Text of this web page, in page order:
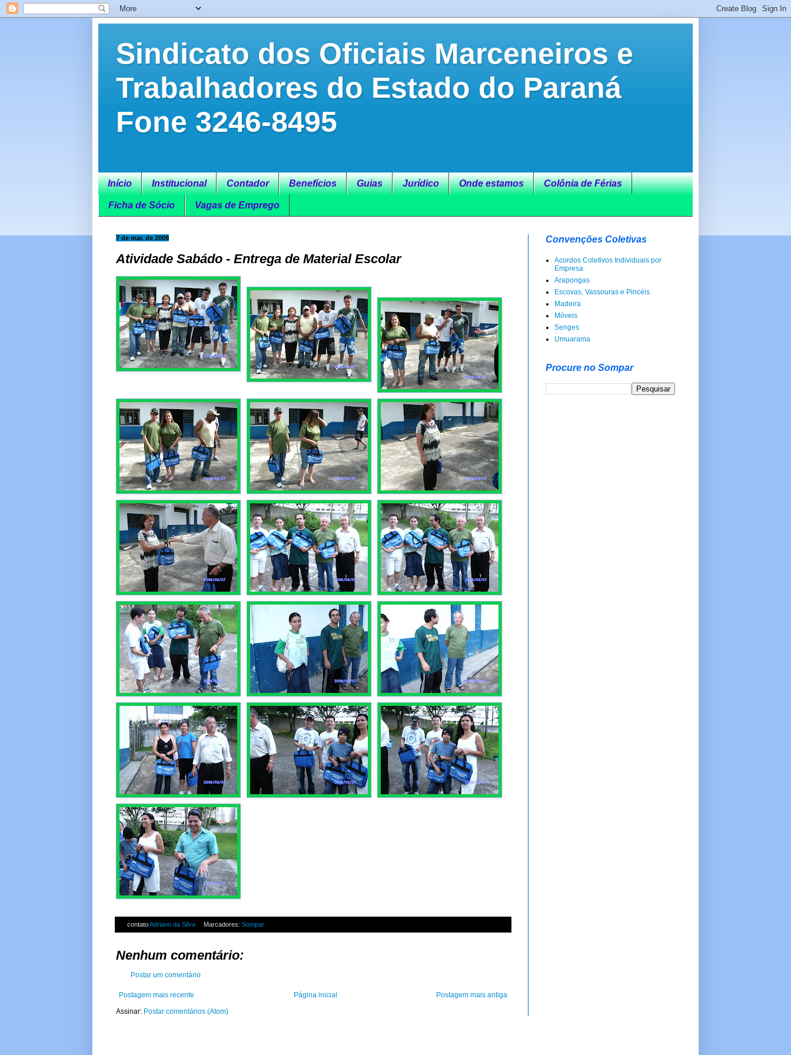
Sindicato dos Oficiais Marceneiros e
Trabalhadores do Estado do Paraná
Fone 3246-8495
Início Institucional Contador Benefícios Guias Jurídico Onde estamos Colônia de Férias
Ficha de Sócio Vagas de Emprego
7 de mar. de 2009
Atividade Sabádo - Entrega de Material Escolar
contatoAdriano da Silva Marcadores: Sompar
Nenhum comentário:
Postar um comentário
Postagem mais recente Postagem mais antiga
Página inicial
Assinar: Postar comentários (Atom)
Convenções Coletivas
Acordos Coletivos Individuais por
Empresa
Arapongas
Escovas, Vassouras e Pincéis
Madeira
Móveis
Senges
Umuarama
Procure no Sompar